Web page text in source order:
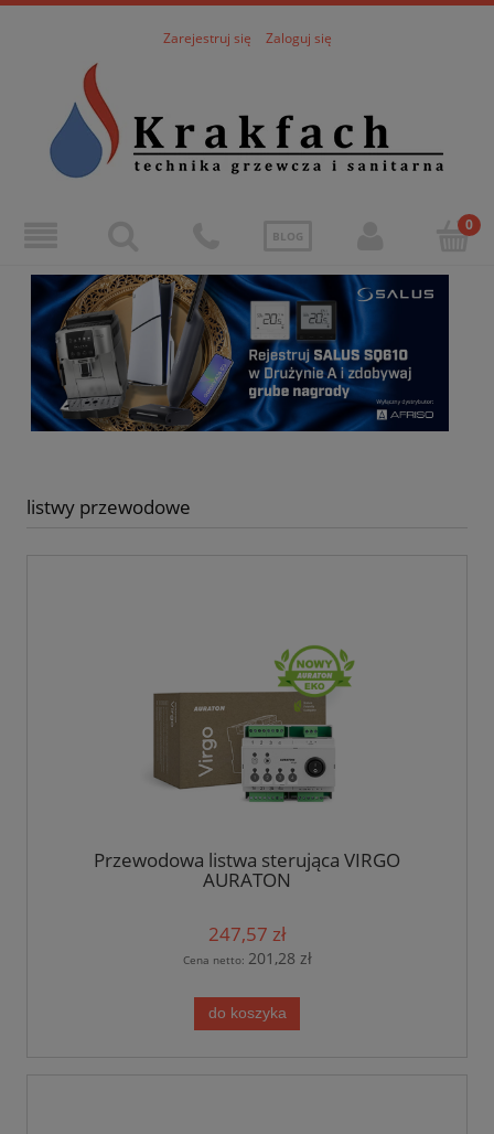
Zarejestruj się Zaloguj się
BLOG
listwy przewodowe
Przewodowa listwa sterująca VIRGO
AURATON
247,57 zł
Cena netto: 201,28 zł
do koszyka